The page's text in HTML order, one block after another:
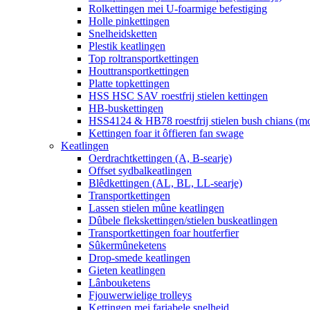
Rolkettingen mei U-foarmige befestiging
Holle pinkettingen
Snelheidsketten
Plestik keatlingen
Top roltransportkettingen
Houttransportkettingen
Platte topkettingen
HSS HSC SAV roestfrij stielen kettingen
HB-buskettingen
HSS4124 & HB78 roestfrij stielen bush chians
Kettingen foar it ôffieren fan swage
Keatlingen
Oerdrachtkettingen (A, B-searje)
Offset sydbalkeatlingen
Blêdkettingen (AL, BL, LL-searje)
Transportkettingen
Lassen stielen mûne keatlingen
Dûbele flekskettingen/stielen buskeatlingen
Transportkettingen foar houtferfier
Sûkermûneketens
Drop-smede keatlingen
Gieten keatlingen
Lânbouketens
Fjouwerwielige trolleys
Kettingen mei fariabele snelheid